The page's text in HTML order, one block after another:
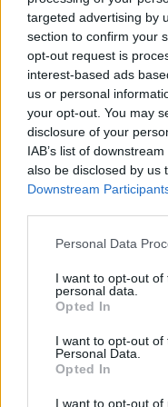
targeted advertising by
section to confirm your
opt-out request is
interest-based ads
us or personal
your opt-out. You may
disclosure of your
IAB’s list of
also be disclosed by us
Downstream
Personal Data
I want to opt-out
personal data.
Opted In
I want to opt-out of
Personal Data.
Opted In
I want to opt-out of
Chcesz być na
POWIĄZANE
Tematy Ból
Nowotwory
Onkologia - ogólnie
Zobacz także w języku
deutsch